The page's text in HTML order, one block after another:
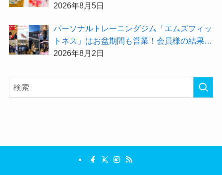
ス」がお得な『2026年8月限定キャンペー
2026年8月5日
パーソナルトレーニングジム「エムズフィッ
トネス」はお盆期間も営業！会員様の結果を
大公開★
2026年8月2日